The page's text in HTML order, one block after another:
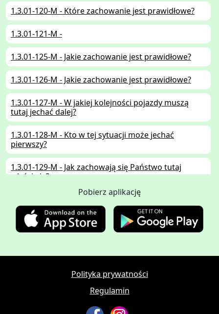
1.3.01-120-M - Które zachowanie jest prawidłowe?
1.3.01-121-M -
1.3.01-125-M - Jakie zachowanie jest prawidłowe?
1.3.01-126-M - Jakie zachowanie jest prawidłowe?
1.3.01-127-M - W jakiej kolejności pojazdy muszą
tutaj jechać dalej?
1.3.01-128-M - Kto w tej sytuacji może jechać
pierwszy?
1.3.01-129-M - Jak zachowają się Państwo tutaj
właściwie?
1.3.01-130-M - Co jest w tej sytuacji właściwe?
Pobierz aplikację
Polityka prywatności
Regulamin